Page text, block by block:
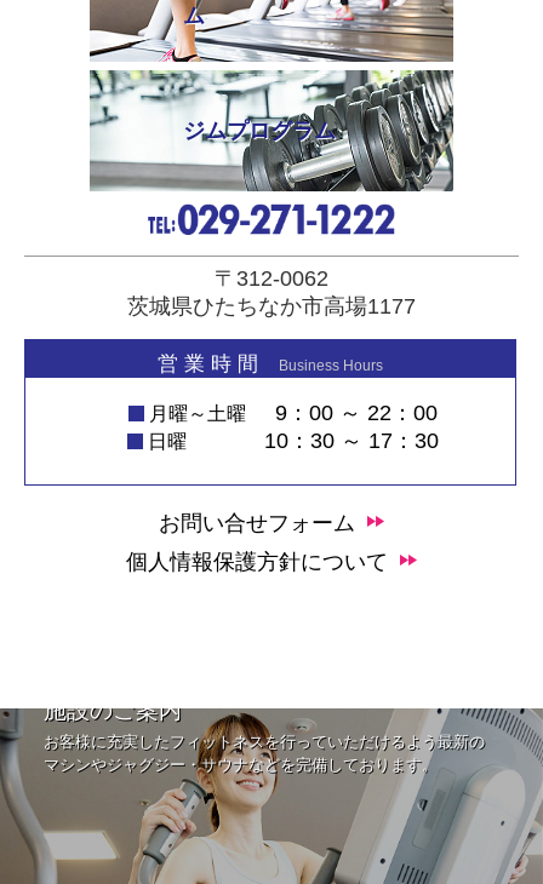
ム
ジムプログラム
〒312-0062
茨城県ひたちなか市高場1177
営 業 時 間 Business Hours
月曜～土曜 9：00 ～ 22：00
日曜 10：30 ～ 17：30
お問い合せフォーム
個人情報保護方針について
施設のご案内
お客様に充実したフィットネスを行っていただけるよう最新の
マシンやジャグジー・サウナなどを完備しております。